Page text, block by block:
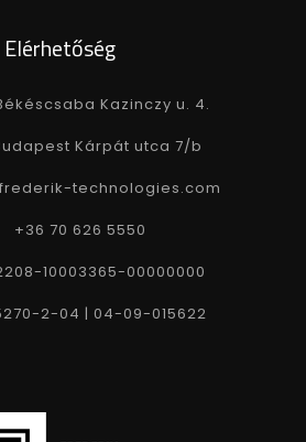
Elérhetőség
Kazinczy u. 4.
Kárpát utca 7/b
technologies.com
+36 70 626 5550
10003365-00000000
2-04 | 04-09-015622